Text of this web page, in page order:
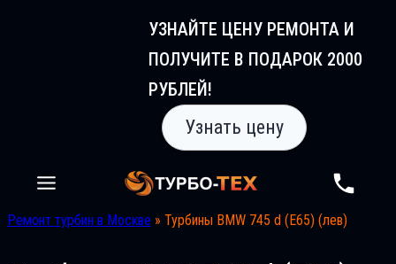
УЗНАЙТЕ ЦЕНУ РЕМОНТА И
ПОЛУЧИТЕ В ПОДАРОК 2000
РУБЛЕЙ!
Узнать цену
Ремонт турбин в Москве » Турбины BMW 745 d (E65) (лев)